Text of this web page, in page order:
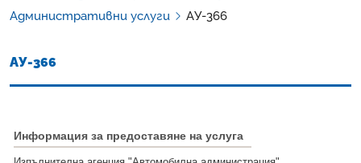
Административни услуги
АУ-366
АУ-366